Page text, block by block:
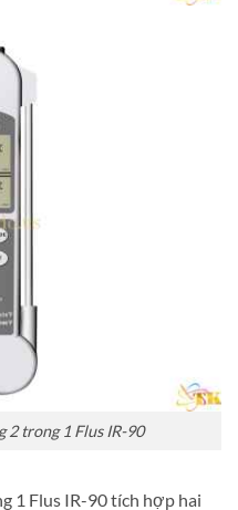
2 trong 1 Flus IR-90
1 Flus IR-90 tích hợp hai